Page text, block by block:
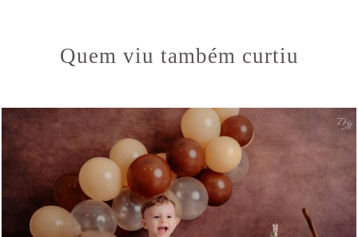
Quem viu também curtiu